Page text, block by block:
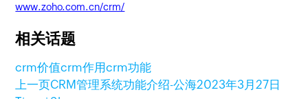
www.zoho.com.cn/crm/
相关话题
crm价值crm作用crm功能
上一页CRM管理系统功能介绍-公海2023年3月27日